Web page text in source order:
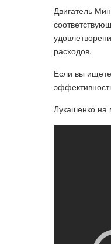
Двигатель
расходов.
Если вы
Лукашенко на